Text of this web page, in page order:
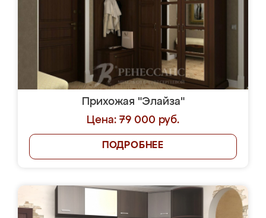
Прихожая "Элайза"
Цена: 79 000 руб.
ПОДРОБНЕЕ